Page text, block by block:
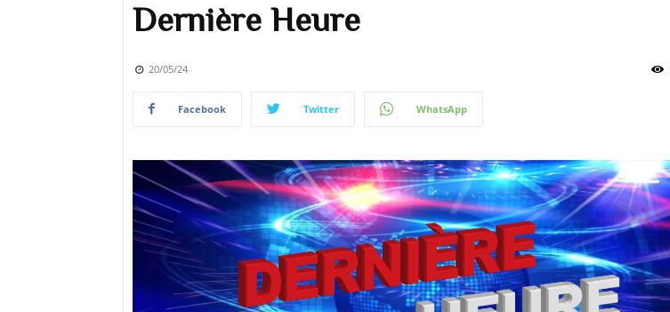
Dernière Heure
20/05/24
Facebook Twitter WhatsApp